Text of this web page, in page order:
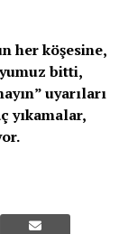
her köşesine,
bitti,
uyarıları
yıkamalar,